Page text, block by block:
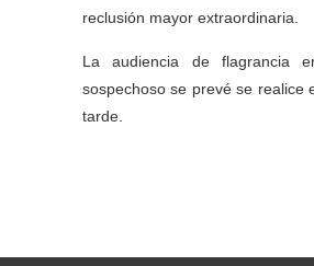
reclusión mayor extraordinaria.
La audiencia de flagrancia
sospechoso se prevé se realice
tarde.